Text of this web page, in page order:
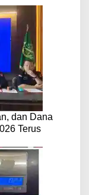
dan Dana
Terus